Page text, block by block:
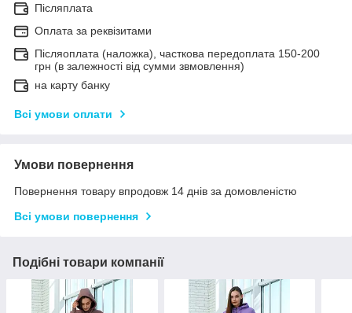
Післяплата
Оплата за реквізитами
Післяоплата (наложка), часткова передоплата 150-200
грн (в залежності від сумми звмовлення)
на карту банку
Всі умови оплати
Умови повернення
Повернення товару впродовж 14 днів за домовленістю
Всі умови повернення
Подібні товари компанії